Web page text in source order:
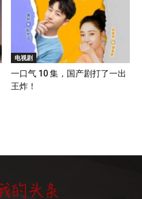
电视剧
一口气 10 集，国产剧打了一出
王炸！